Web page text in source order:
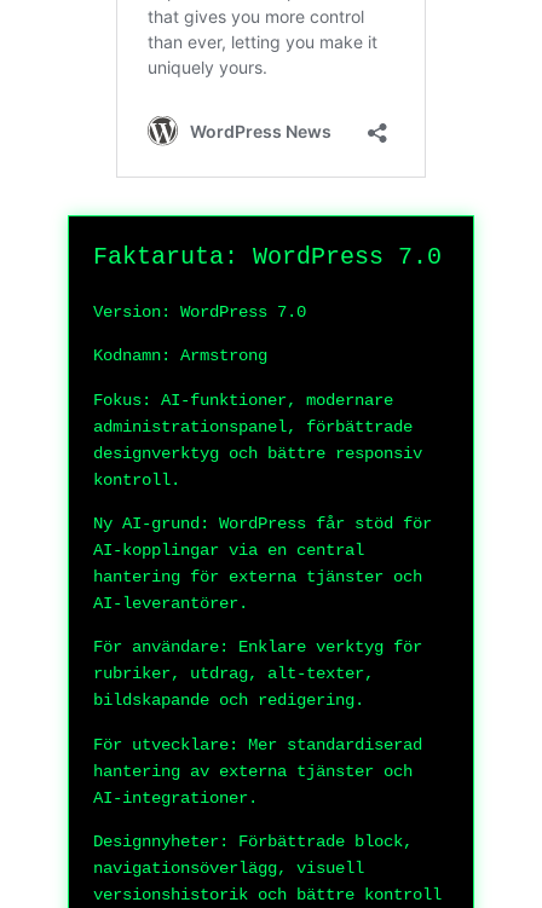
Faktaruta: WordPress 7.0
Version: WordPress 7.0
Kodnamn: Armstrong
Fokus: AI-funktioner, modernare
administrationspanel, förbättrade
designverktyg och bättre responsiv
kontroll.
Ny AI-grund: WordPress får stöd för
AI-kopplingar via en central
hantering för externa tjänster och
AI-leverantörer.
För användare: Enklare verktyg för
rubriker, utdrag, alt-texter,
bildskapande och redigering.
För utvecklare: Mer standardiserad
hantering av externa tjänster och
AI-integrationer.
Designnyheter: Förbättrade block,
navigationsöverlägg, visuell
versionshistorik och bättre kontroll